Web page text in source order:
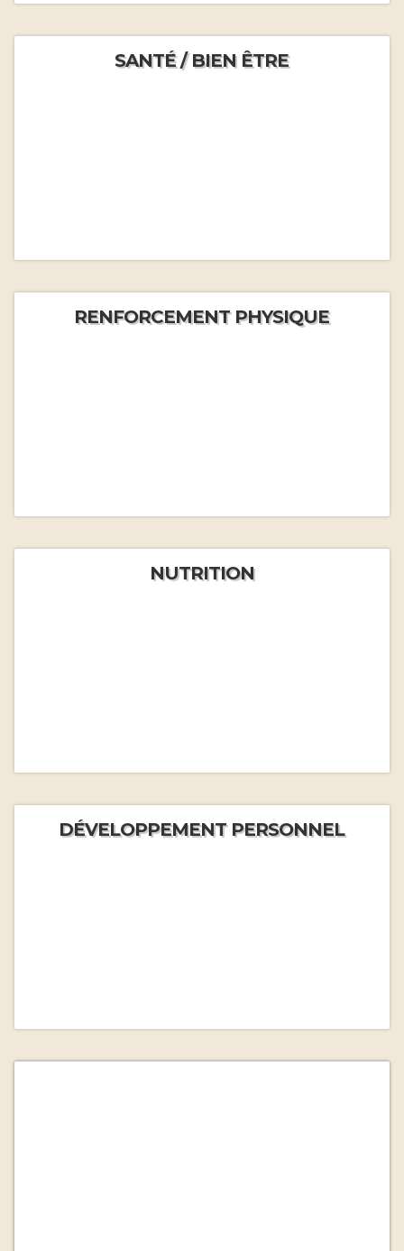
SANTÉ / BIEN ÊTRE
RENFORCEMENT PHYSIQUE
NUTRITION
DÉVELOPPEMENT PERSONNEL